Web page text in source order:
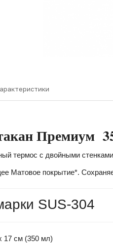
Премиум
термос с двойными
Матовое покрытие*.
SUS-304
17 см (350 мл)